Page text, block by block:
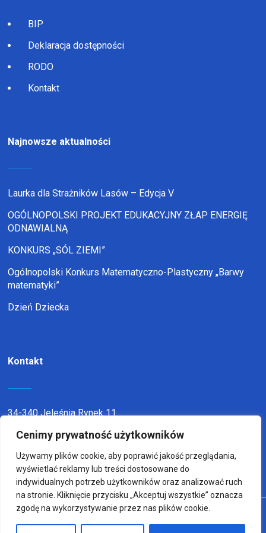
Cenimy prywatność użytkowników
Używamy plików cookie, aby poprawić jakość przeglądania,
wyświetlać reklamy lub treści dostosowane do
indywidualnych potrzeb użytkowników oraz analizować ruch
na stronie. Kliknięcie przycisku „Akceptuj wszystkie” oznacza
zgodę na wykorzystywanie przez nas plików cookie.
BIP
Deklaracja dostępności
RODO
Kontakt
Najnowsze aktualności
Laurka dla Strażników Lasów – Edycja V
OGÓLNOPOLSKI PROJEKT EDUKACYJNY ZŁAP ENERGIĘ
ODNAWIALNĄ
KONKURS „SÓL ZIEMI”
Ogólnopolski Konkurs Matematyczno-Plastyczny „Barwy
matematyki”
Dzień Dziecka
Kontakt
34-340 Jeleśnia Rynek 11
telefon:338636116
email:sp1jel@op.pl